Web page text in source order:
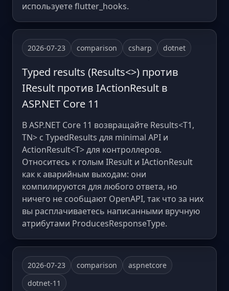
используете flutter_hooks.
2026-07-23 comparison csharp dotnet
Typed results (Results<>) против
IResult против IActionResult в
ASP.NET Core 11
В ASP.NET Core 11 возвращайте Results<T1,
TN> с TypedResults для minimal API и
ActionResult<T> для контроллеров.
Относитесь к голым IResult и IActionResult
как к аварийным выходам: они
компилируются для любого ответа, но
ничего не сообщают OpenAPI, так что за них
вы расплачиваетесь написанными вручную
атрибутами ProducesResponseType.
2026-07-23 comparison
aspnetcore
dotnet-11